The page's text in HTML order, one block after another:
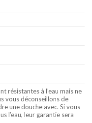
résistantes à l’eau mais ne
vous déconseillons de
une douche avec. Si vous
l’eau, leur garantie sera